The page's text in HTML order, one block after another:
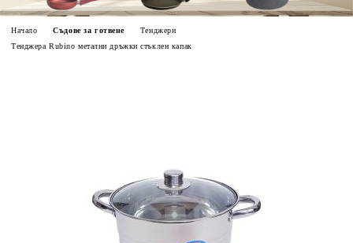
Начало Съдове за готвене
Тенджери
Тенджера Rubino метални дръжки стъклен капак